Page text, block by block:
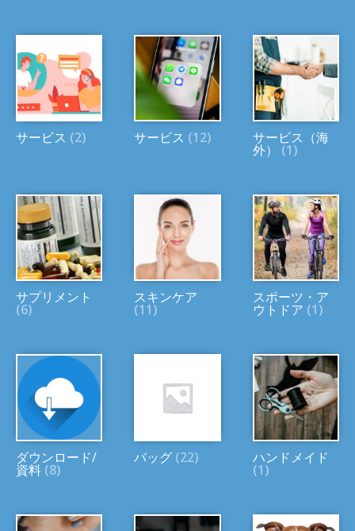
サービス (2) サービス (12) サービス（海
外） (1)
サプリメント
(6)
スキンケア
(11)
スポーツ・ア
ウトドア (1)
ダウンロード/
資料 (8)
バッグ (22) ハンドメイド
(1)